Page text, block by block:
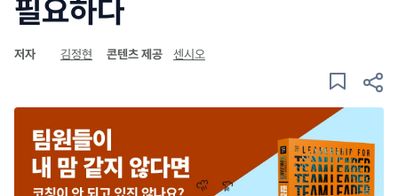
필요하다
저자 김정현 콘텐츠 제공 센시오